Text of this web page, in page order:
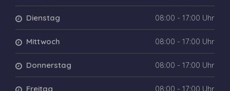
Dienstag 08:00 - 17:00 Uhr
Mittwoch 08:00 - 17:00 Uhr
Donnerstag 08:00 - 17:00 Uhr
Freitag 08:00 - 17:00 Uhr